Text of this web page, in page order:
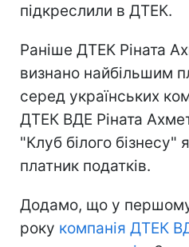
підкреслили в ДТЕК.
Раніше ДТЕК Ріната
визнано найбільшим
серед українських
ДТЕК ВДЕ Ріната
"Клуб білого бізнесу"
платник податків.
Додамо, що у
року компанія ДТЕК